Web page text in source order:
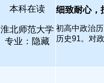
本科在读
淮北师范大学
专业：隐藏
细致耐心，
初高中政治
历史91。对